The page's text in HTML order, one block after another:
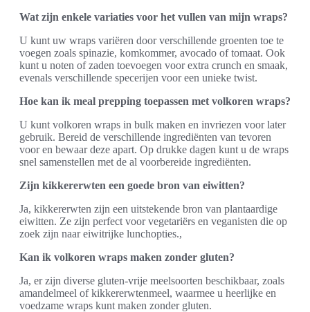
Wat zijn enkele variaties voor het vullen van mijn wraps?
U kunt uw wraps variëren door verschillende groenten toe te
voegen zoals spinazie, komkommer, avocado of tomaat. Ook
kunt u noten of zaden toevoegen voor extra crunch en smaak,
evenals verschillende specerijen voor een unieke twist.
Hoe kan ik meal prepping toepassen met volkoren wraps?
U kunt volkoren wraps in bulk maken en invriezen voor later
gebruik. Bereid de verschillende ingrediënten van tevoren
voor en bewaar deze apart. Op drukke dagen kunt u de wraps
snel samenstellen met de al voorbereide ingrediënten.
Zijn kikkererwten een goede bron van eiwitten?
Ja, kikkererwten zijn een uitstekende bron van plantaardige
eiwitten. Ze zijn perfect voor vegetariërs en veganisten die op
zoek zijn naar eiwitrijke lunchopties.,
Kan ik volkoren wraps maken zonder gluten?
Ja, er zijn diverse gluten-vrije meelsoorten beschikbaar, zoals
amandelmeel of kikkererwtenmeel, waarmee u heerlijke en
voedzame wraps kunt maken zonder gluten.